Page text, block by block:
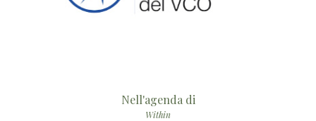
Nell'agenda di
Within